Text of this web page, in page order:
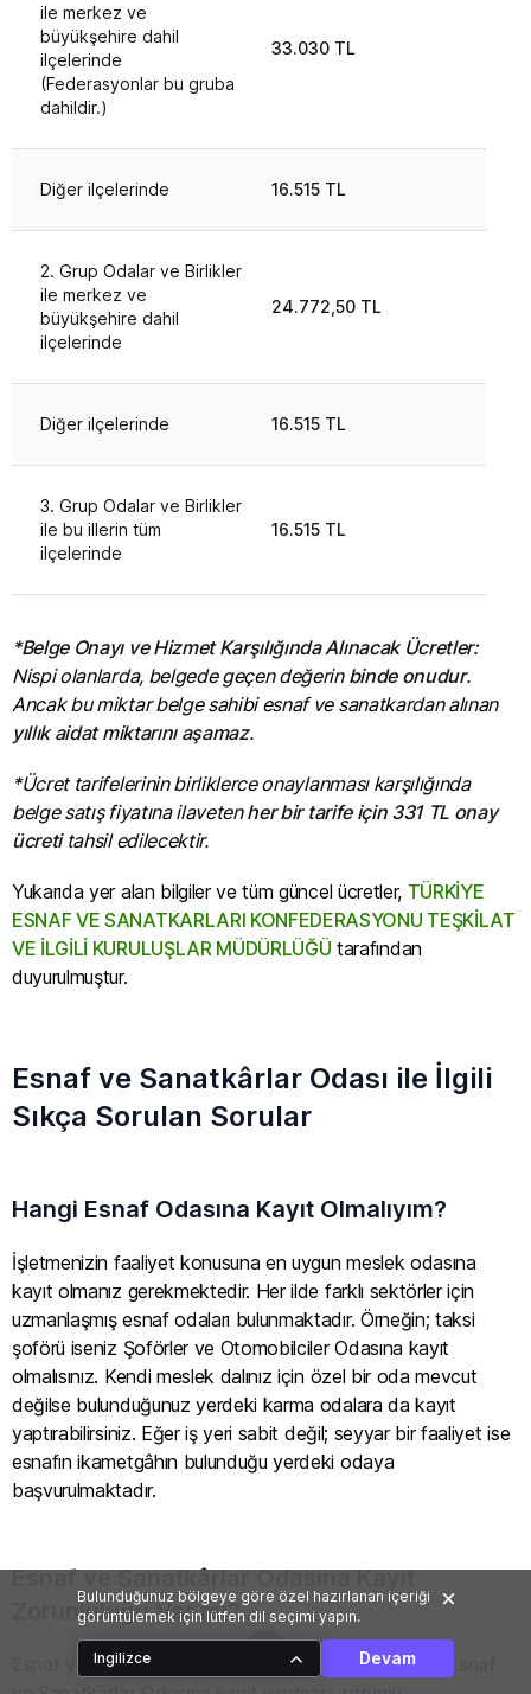
Bulunduğunuz bölgeye göre özel hazırlanan içeriği
görüntülemek için lütfen dil seçimi yapın.
Ingilizce Devam
ile merkez ve
büyükşehire dahil
ilçelerinde
(Federasyonlar bu gruba
dahildir.)
33.030 TL
Diğer ilçelerinde 16.515 TL
2. Grup Odalar ve Birlikler
ile merkez ve
büyükşehire dahil
ilçelerinde
24.772,50 TL
Diğer ilçelerinde 16.515 TL
3. Grup Odalar ve Birlikler
ile bu illerin tüm
ilçelerinde
16.515 TL
*Belge Onayı ve Hizmet Karşılığında Alınacak Ücretler:
Nispi olanlarda, belgede geçen değerin binde onudur.
Ancak bu miktar belge sahibi esnaf ve sanatkardan alınan
yıllık aidat miktarını aşamaz.
*Ücret tarifelerinin birliklerce onaylanması karşılığında
belge satış fiyatına ilavetenher bir tarife için 331 TL onay
ücretitahsil edilecektir.
Yukarıda yer alan bilgiler ve tüm güncel ücretler, TÜRKİYE
ESNAF VE SANATKARLARI KONFEDERASYONU TEŞKİLAT
VE İLGİLİ KURULUŞLAR MÜDÜRLÜĞÜ tarafından
duyurulmuştur.
Esnaf ve Sanatkârlar Odası ile İlgili
Sıkça Sorulan Sorular
Hangi Esnaf Odasına Kayıt Olmalıyım?
İşletmenizin faaliyet konusuna en uygun meslek odasına
kayıt olmanız gerekmektedir. Her ilde farklı sektörler için
uzmanlaşmış esnaf odaları bulunmaktadır. Örneğin; taksi
şoförü iseniz Şoförler ve Otomobilciler Odasına kayıt
olmalısınız. Kendi meslek dalınız için özel bir oda mevcut
değilse bulunduğunuz yerdeki karma odalara da kayıt
yaptırabilirsiniz. Eğer iş yeri sabit değil; seyyar bir faaliyet ise
esnafın ikametgâhın bulunduğu yerdeki odaya
başvurulmaktadır.
Esnaf ve Sanatkârlar Odasına Kayıt
Zorunluluğu Var mı?
Esnaf ve sanatkâr olarak faaliyet gösteren herkesin